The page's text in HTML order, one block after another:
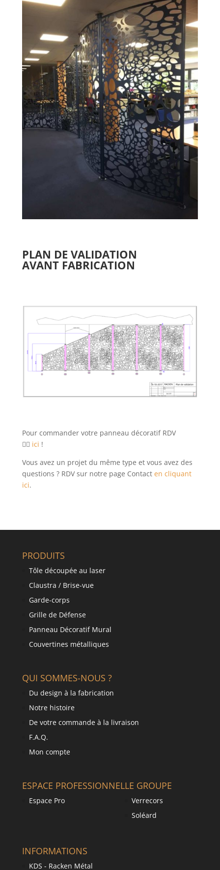
PLAN DE VALIDATION
AVANT FABRICATION
Pour commander votre panneau décoratif RDV
👉🏼 ici !
Vous avez un projet du même type et vous avez des
questions ? RDV sur notre page Contact en cliquant
ici.
PRODUITS
Tôle découpée au laser
Claustra / Brise-vue
Garde-corps
Grille de Défense
Panneau Décoratif Mural
Couvertines métalliques
QUI SOMMES-NOUS ?
Du design à la fabrication
Notre histoire
De votre commande à la livraison
F.A.Q.
Mon compte
ESPACE PROFESSIONNEL
Espace Pro
LE GROUPE
Verrecors
Soléard
INFORMATIONS
KDS - Racken Métal